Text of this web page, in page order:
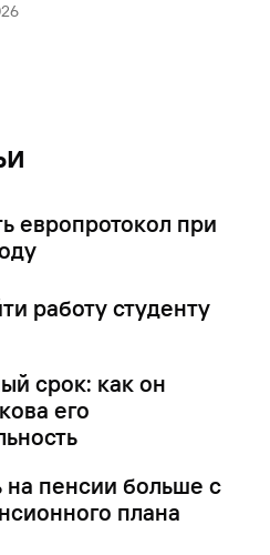
европротокол при
работу студенту
срок: как он
его
на пенсии больше с
плана